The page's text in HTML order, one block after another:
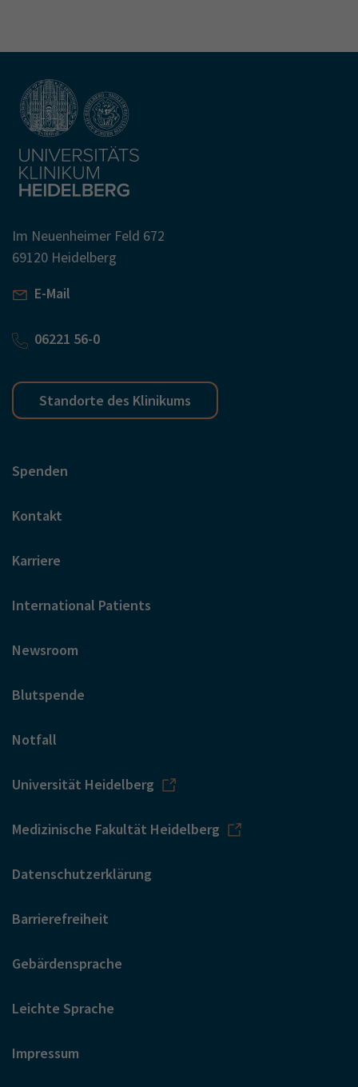
Im Neuenheimer Feld 672
69120 Heidelberg
E-Mail
06221 56-0
Standorte des Klinikums
Spenden
Kontakt
Karriere
International Patients
Newsroom
Blutspende
Notfall
Universität Heidelberg
Medizinische Fakultät Heidelberg
Datenschutzerklärung
Barrierefreiheit
Gebärdensprache
Leichte Sprache
Impressum